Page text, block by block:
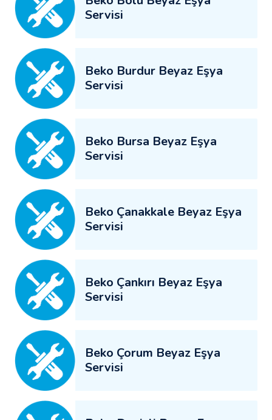
Servisi
Beko Burdur Beyaz Eşya
Servisi
Beko Bursa Beyaz Eşya
Servisi
Beko Çanakkale Beyaz Eşya
Servisi
Beko Çankırı Beyaz Eşya
Servisi
Beko Çorum Beyaz Eşya
Servisi